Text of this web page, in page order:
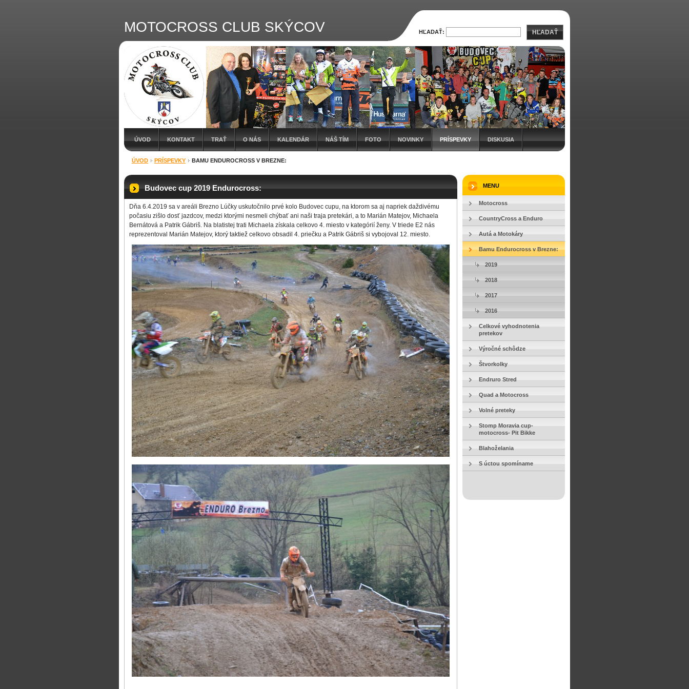
MOTOCROSS CLUB SKÝCOV
ÚVOD KONTAKT TRAŤ O NÁS KALENDÁR NÁŠ TÍM FOTO NOVINKY PRÍSPEVKY DISKUSIA
ÚVOD PRÍSPEVKY BAMU ENDUROCROSS V BREZNE:
Budovec cup 2019 Endurocross:
Dňa 6.4.2019 sa v areáli Brezno Lúčky uskutočnilo prvé kolo Budovec cupu, na ktorom sa aj napriek daždivému
počasiu zišlo dosť jazdcov, medzi ktorými nesmeli chýbať ani naši traja pretekári, a to Marián Matejov, Michaela
Bernátová a Patrik Gábriš. Na blatistej trati Michaela získala celkovo 4. miesto v kategórií ženy. V triede E2 nás
reprezentoval Marián Matejov, ktorý taktiež celkovo obsadil 4. priečku a Patrik Gábriš si vybojoval 12. miesto.
MENU
Motocross
CountryCross a Enduro
Autá a Motokáry
Bamu Endurocross v Brezne:
2019
2018
2017
2016
Celkové vyhodnotenia
pretekov
Výročné schôdze
Štvorkolky
Endruro Stred
Quad a Motocross
Volné preteky
Stomp Moravia cup-
motocross- Pit Bikke
Blahoželania
S úctou spomíname
HĽADAŤ: HĽADAŤ